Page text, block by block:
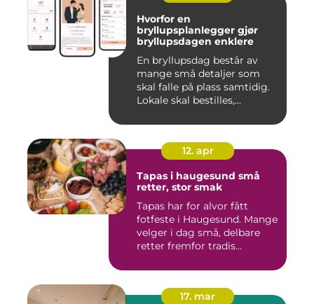
Hvorfor en
bryllupsplanlegger gjør
bryllupsdagen enklere
En bryllupsdag består av
mange små detaljer som
skal falle på plass samtidig.
Lokale skal bestilles,...
12. apr
Tapas i haugesund små
retter, stor smak
Tapas har for alvor fått
fotfeste i Haugesund. Mange
velger i dag små, delbare
retter fremfor tradis...
17. mar